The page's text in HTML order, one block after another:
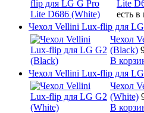
Lite
есть
Чехол Vellini Lux-flip для
Чехол
(Black)
В
Чехол Vellini Lux-flip для
Чехол
(White)
В